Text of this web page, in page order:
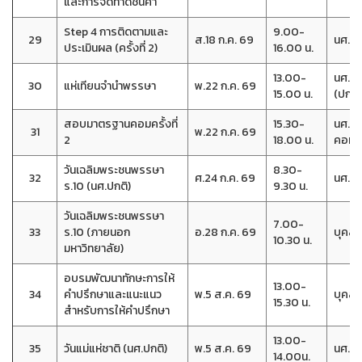
29
Step 4 การติดตามและ
ประเมินผล (ครั้งที่ 2)
ส.18 ก.ค. 69
9.00-
16.00 น.
นศ.วิ
30 แห่เทียนจำนำพรรษา พ.22 ก.ค. 69
13.00-
15.00 น.
นศ.
(ปกติ
31
สอบมาตรฐานคอมครั้งที่
2
พ.22 ก.ค. 69
15.30-
18.00 น.
นศ.ที่
คอม
32
วันเฉลิมพระชนพรรษา
ร.10 (นศ.ปกติ)
ศ.24 ก.ค. 69
8.30-
9.30 น.
นศ.(
33
วันเฉลิมพระชนพรรษา
ร.10 (ภายนอก
มหาวิทยาลัย)
อ.28 ก.ค. 69
7.00-
10.30 น.
บุคล
34
อบรมพัฒนาทักษะการให้
คำปรึกษาและแนะแนว
สำหรับการให้คำปรึกษา
พ.5 ส.ค. 69
13.00-
15.30 น.
บุคล
35 วันแม่แห่ชาติ (นศ.ปกติ) พ.5 ส.ค. 69
13.00-
14.00น.
นศ.(